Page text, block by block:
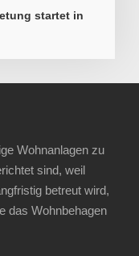
startet in
Wohnanlagen zu
sind, weil
betreut wird,
das Wohnbehagen